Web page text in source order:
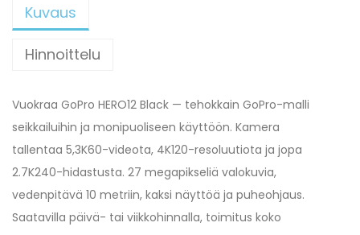
Kuvaus
Hinnoittelu
Vuokraa GoPro HERO12 Black — tehokkain GoPro-malli
seikkailuihin ja monipuoliseen käyttöön. Kamera
tallentaa 5,3K60-videota, 4K120-resoluutiota ja jopa
2.7K240-hidastusta. 27 megapikseliä valokuvia,
vedenpitävä 10 metriin, kaksi näyttöä ja puheohjaus.
Saatavilla päivä- tai viikkohinnalla, toimitus koko